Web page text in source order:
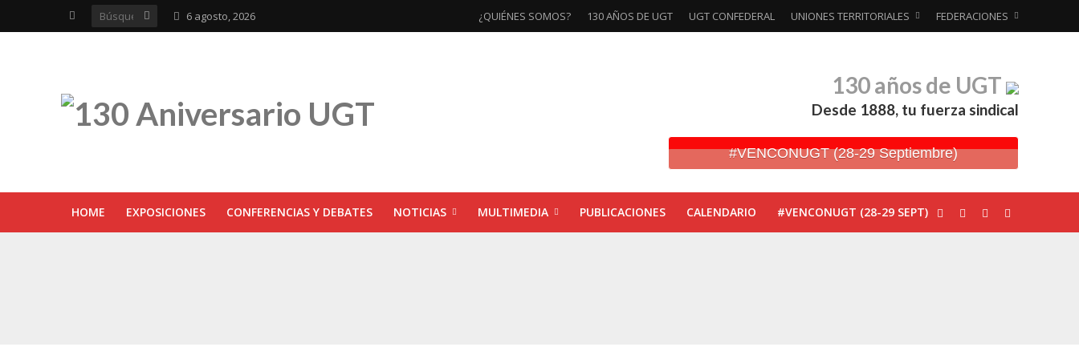
6 agosto, 2026 ¿QUIÉNES SOMOS? 130 AÑOS DE UGT UGT CONFEDERAL UNIONES TERRITORIALES FEDERACIONES
130 años de UGT
Desde 1888, tu fuerza sindical
#VENCONUGT (28-29 Septiembre)
HOME EXPOSICIONES CONFERENCIAS Y DEBATES NOTICIAS MULTIMEDIA PUBLICACIONES CALENDARIO #VENCONUGT (28-29 SEPT)